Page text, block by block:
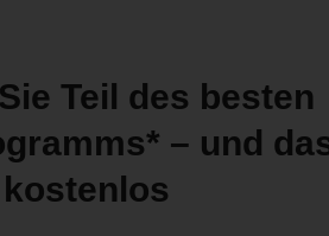
Teil des besten
– und
kostenlos